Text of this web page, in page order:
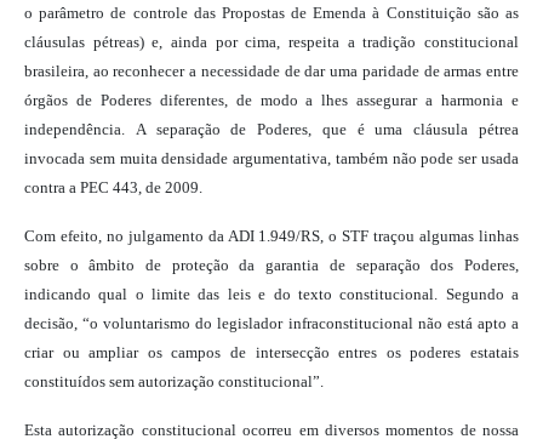
o parâmetro de controle das Propostas de Emenda à Constituição são as
cláusulas pétreas) e, ainda por cima, respeita a tradição constitucional
brasileira, ao reconhecer a necessidade de dar uma paridade de armas entre
órgãos de Poderes diferentes, de modo a lhes assegurar a harmonia e
independência. A separação de Poderes, que é uma cláusula pétrea
invocada sem muita densidade argumentativa, também não pode ser usada
contra a PEC 443, de 2009.
Com efeito, no julgamento da ADI 1.949/RS, o STF traçou algumas linhas
sobre o âmbito de proteção da garantia de separação dos Poderes,
indicando qual o limite das leis e do texto constitucional. Segundo a
decisão, “o voluntarismo do legislador infraconstitucional não está apto a
criar ou ampliar os campos de intersecção entres os poderes estatais
constituídos sem autorização constitucional”.
Esta autorização constitucional ocorreu em diversos momentos de nossa